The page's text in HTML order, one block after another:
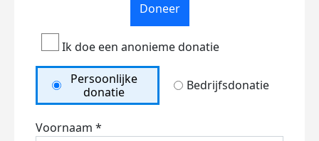
Doneer
Ik doe een anonieme donatie
Persoonlijke
donatie
Bedrijfsdonatie
Voornaam *